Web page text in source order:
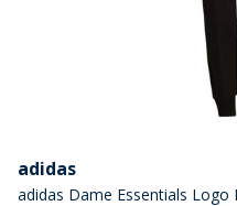
adidas
adidas Dame Essentials